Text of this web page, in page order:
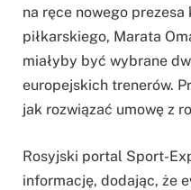
na ręce nowego
piłkarskiego, Marata
miałyby być wybrane
europejskich trenerów.
jak rozwiązać umowę z
Rosyjski portal Sport-
informację, dodając, że